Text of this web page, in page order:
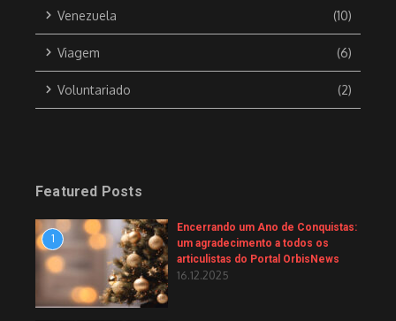
Venezuela (10)
Viagem (6)
Voluntariado (2)
Featured Posts
1
Encerrando um Ano de Conquistas:
um agradecimento a todos os
articulistas do Portal OrbisNews
16.12.2025